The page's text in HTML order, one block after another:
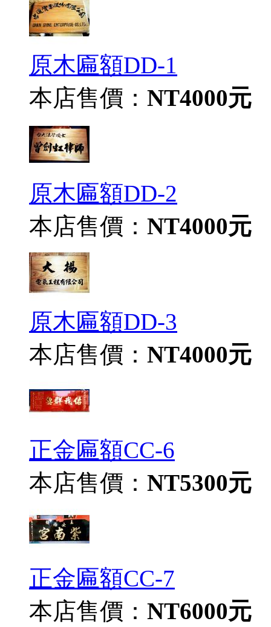
原木匾額DD-1
本店售價： NT4000元
原木匾額DD-2
本店售價： NT4000元
原木匾額DD-3
本店售價： NT4000元
正金匾額CC-6
本店售價： NT5300元
正金匾額CC-7
本店售價： NT6000元